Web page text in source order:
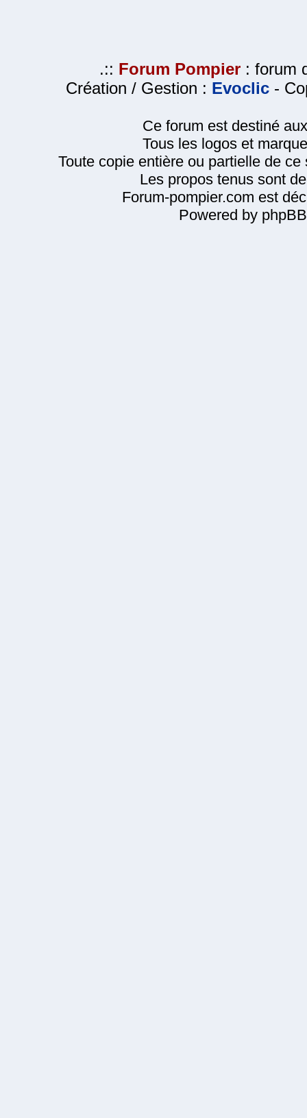
.:: Forum Pompier : forum
Création / Gestion : Evoclic -
Ce forum est destiné
Tous les logos et
Toute copie entière ou partielle de
Les propos tenus sont
Forum-pompier.com est
Powered by